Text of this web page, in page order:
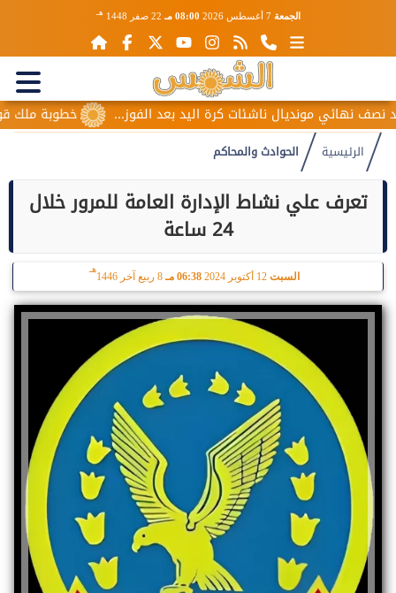
الجمعة 7 أغسطس 2026 08:00 مـ 22 صفر 1448 هـ
خطوبة ملك نهائي مونديال ناشئات كرة اليد بعد الفوز...
الرئيسية الحوادث والمحاكم
تعرف علي نشاط الإدارة العامة للمرور خلال
24 ساعة
السبت 06:38 مـ 8 ربيع آخر 1446
هـ